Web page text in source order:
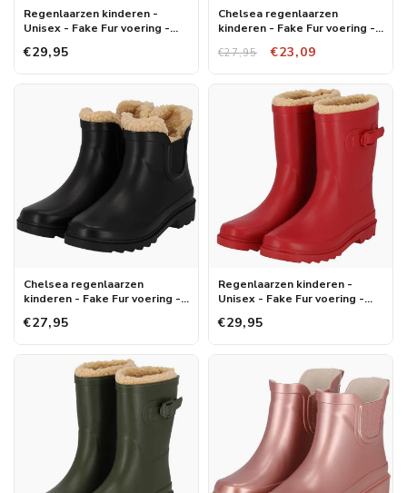
Regenlaarzen kinderen -
Unisex - Fake Fur voering -
€29,95
Chelsea regenlaarzen
kinderen - Fake Fur voering -
€27,95 €23,09
Chelsea regenlaarzen
kinderen - Fake Fur voering -
€27,95
Regenlaarzen kinderen -
Unisex - Fake Fur voering -
€29,95